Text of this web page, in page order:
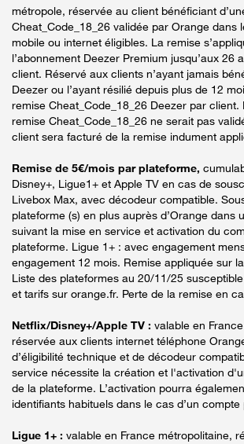
métropole, réservée au client bénéficiant
Cheat_Code_18_26 validée par Orange dans
mobile ou internet éligibles. La remise
l’abonnement Deezer Premium jusqu’aux 26
client. Réservé aux clients n’ayant jamais
Deezer ou l’ayant résilié depuis plus de 12
remise Cheat_Code_18_26 Deezer par client.
remise Cheat_Code_18_26 ne serait pas
client sera facturé de la remise indument
Remise de 5€/mois par plateforme,
Disney+, Ligue1+ et Apple TV en cas de
Livebox Max, avec décodeur compatible.
plateforme (s) en plus auprès d’Orange dans
suivant la mise en service et activation du
plateforme. Ligue 1+ : avec engagement
engagement 12 mois. Remise appliquée sur
Liste des plateformes au 20/11/25
et tarifs sur orange.fr. Perte de la remise en
Netflix/Disney+/Apple TV : valable en
réservée aux clients internet téléphone
d’éligibilité technique et de décodeur
service nécessite la création et l'activation
de la plateforme. L’activation pourra
identifiants habituels dans le cas d’un compte
Ligue 1+ : valable en France métropolitaine,